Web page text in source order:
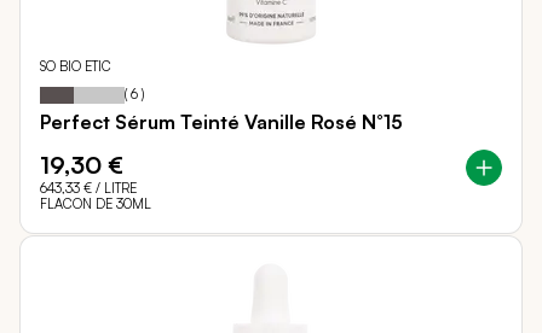
SO BIO ETIC
Notation: 40
% of
( 6 )
Perfect Sérum Teinté Vanille Rosé N°15
19,30 €
643,33 € / LITRE
FLACON DE 30ML